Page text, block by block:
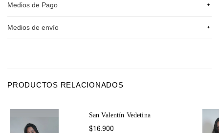
+
Medios de Pago
+
Medios de envío
PRODUCTOS RELACIONADOS
San Valentín Vedetina
$16.900